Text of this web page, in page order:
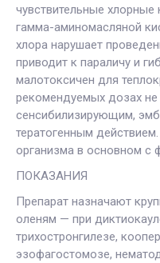
чувствительные
гамма-аминомасляной
хлора нарушает
приводит к параличу и
малотоксичен для
рекомендуемых дозах
сенсибилизирующим,
тератогенным
организма в основном с
ПОКАЗАНИЯ
Препарат назначают
оленям — при
трихостронгилезе,
эзофагостомозе,